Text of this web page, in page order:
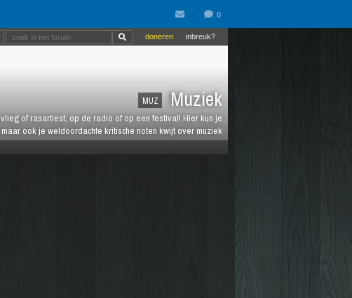
MUZ Muziek
of rasartiest, op de radio of op een festival! Hier kun je
ook je weldoordachte kritische noten kwijt over muziek
inbreuk?
doneren